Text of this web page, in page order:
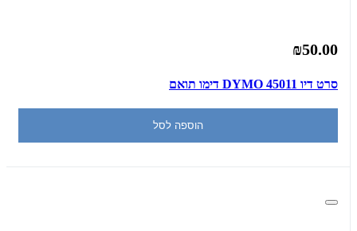
₪50.00
סרט דיו DYMO 45011 דימו תואם
הוספה לסל